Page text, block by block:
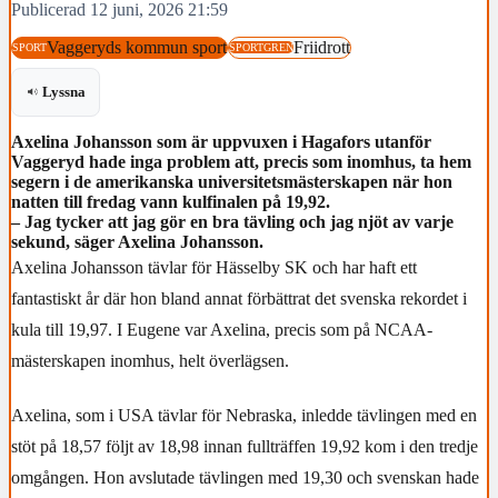
Publicerad 12 juni, 2026 21:59
SPORTVaggeryds kommun sportSPORTGRENFriidrott
Lyssna
Axelina Johansson som är uppvuxen i Hagafors utanför
Vaggeryd hade inga problem att, precis som inomhus, ta hem
segern i de amerikanska universitetsmästerskapen när hon
natten till fredag vann kulfinalen på 19,92.
– Jag tycker att jag gör en bra tävling och jag njöt av varje
sekund, säger Axelina Johansson.
Axelina Johansson tävlar för Hässelby SK och har haft ett
fantastiskt år där hon bland annat förbättrat det svenska rekordet i
kula till 19,97. I Eugene var Axelina, precis som på NCAA-
mästerskapen inomhus, helt överlägsen.
Axelina, som i USA tävlar för Nebraska, inledde tävlingen med en
stöt på 18,57 följt av 18,98 innan fullträffen 19,92 kom i den tredje
omgången. Hon avslutade tävlingen med 19,30 och svenskan hade